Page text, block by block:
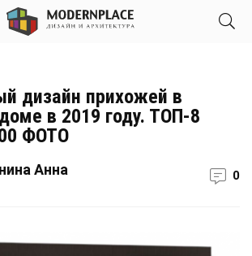
дизайн прихожей в
в 2019 году. ТОП-8
ФОТО
Анна 0